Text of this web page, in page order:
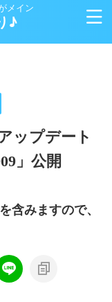
メイン
♪
ップデート
」公開
含みますので、